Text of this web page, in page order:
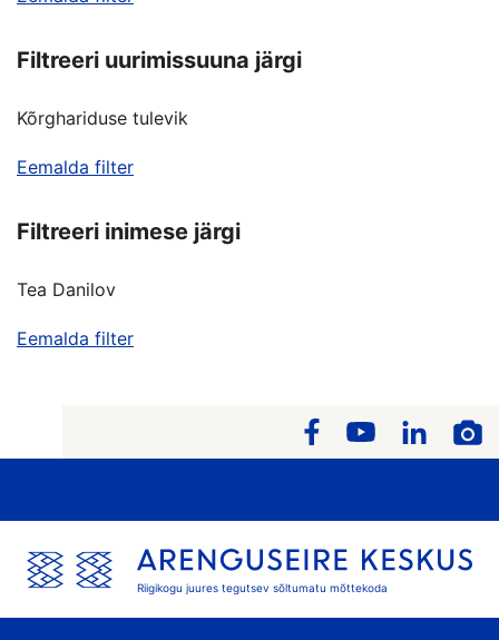
Filtreeri uurimissuuna järgi
Kõrghariduse tulevik
Eemalda filter
Filtreeri inimese järgi
Tea Danilov
Eemalda filter
Riigikogu juures tegutsev sõltumatu mõttekoda